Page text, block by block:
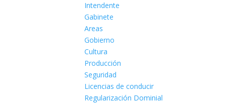
Intendente
Gabinete
Areas
Gobierno
Cultura
Producción
Seguridad
Licencias de conducir
Regularización Dominial